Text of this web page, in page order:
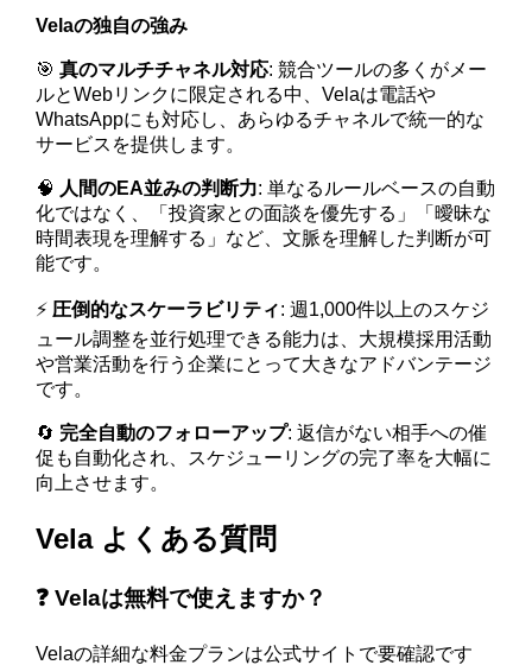
Velaの独自の強み
🎯真のマルチチャネル対応: 競合ツールの多くがメー
ルとWebリンクに限定される中、Velaは電話や
WhatsAppにも対応し、あらゆるチャネルで統一的な
サービスを提供します。
🧠 人間のEA並みの判断力: 単なるルールベースの自動
化ではなく、「投資家との面談を優先する」「曖昧な
時間表現を理解する」など、文脈を理解した判断が可
能です。
⚡ 圧倒的なスケーラビリティ: 週1,000件以上のスケジ
ュール調整を並行処理できる能力は、大規模採用活動
や営業活動を行う企業にとって大きなアドバンテージ
です。
🔄 完全自動のフォローアップ: 返信がない相手への催
促も自動化され、スケジューリングの完了率を大幅に
向上させます。
Vela よくある質問
❓ Velaは無料で使えますか？
Velaの詳細な料金プランは公式サイトで要確認です